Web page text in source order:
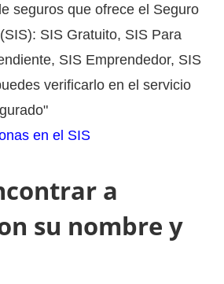
seguros que ofrece el Seguro
SIS Gratuito, SIS Para
SIS Emprendedor, SIS
verificarlo en el servicio
en el SIS
a
su nombre y